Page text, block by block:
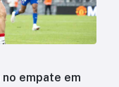
empate em